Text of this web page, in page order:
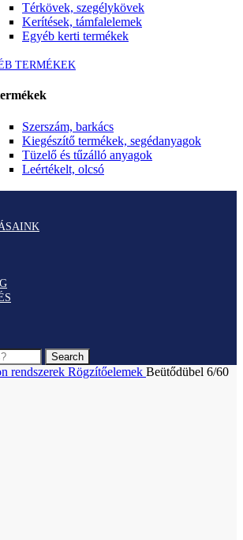
Térkövek, szegélykövek
Kerítések, támfalelemek
Egyéb kerti termékek
TERMÉKEK
Szerszám, barkács
Kiegészítő termékek, segédanyagok
Tüzelő és tűzálló anyagok
Leértékelt, olcsó
Search
rendszerek Rögzítőelemek Beütődübel 6/60